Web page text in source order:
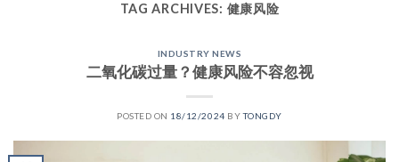
TAG ARCHIVES: 健康风险
INDUSTRY NEWS
二氧化碳过量？健康风险不容忽视
POSTED ON 18/12/2024 BYTONGDY